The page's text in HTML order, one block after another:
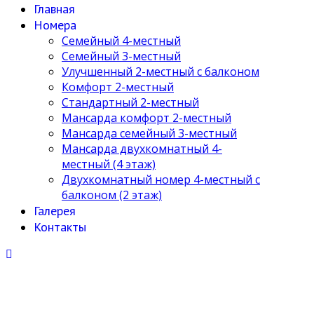
Главная
Номера
Семейный 4-местный
Семейный 3-местный
Улучшенный 2-местный с балконом
Комфорт 2-местный
Стандартный 2-местный
Мансарда комфорт 2-местный
Мансарда семейный 3-местный
Мансарда двухкомнатный 4-
местный (4 этаж)
Двухкомнатный номер 4-местный с
балконом (2 этаж)
Галерея
Контакты